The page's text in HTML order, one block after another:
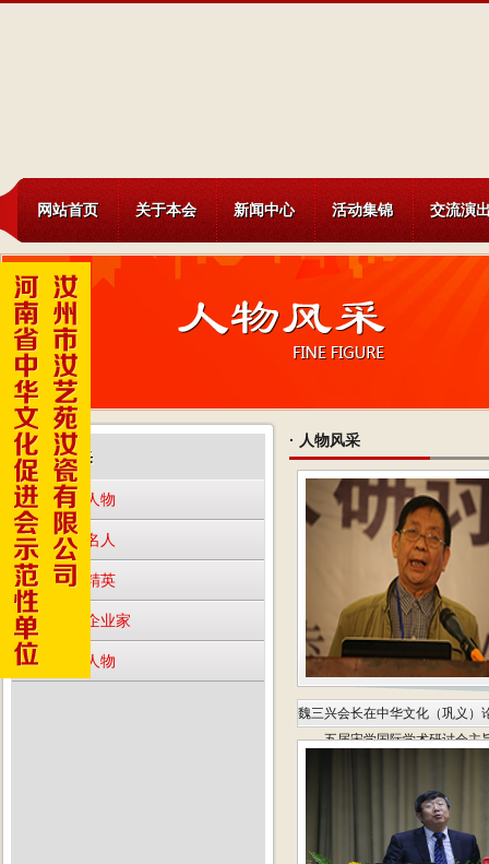
网站首页 关于本会 新闻中心 活动集锦 交流演
人物风采
年度人物
文化名人
行业精英
知名企业家
商会人物
· 人物风采
魏三兴会长在中华文化（巩义
五届宋学国际学术研讨会主